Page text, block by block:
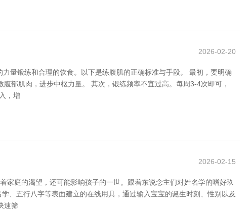
2026-02-20
量锻练和合理的饮食。以下是练腹肌的正确标准与手段。 最初，要明确
部肌肉，进步中枢力量。 其次，锻练频率不宜过高。每周3-4次即可，
，增
2026-02-15
庭的渴望，还可能影响孩子的一世。跟着东说念主们对姓名学的嗜好玖
、五行八字等表面建立的在线用具，通过输入宝宝的诞生时刻、性别以及
速筛